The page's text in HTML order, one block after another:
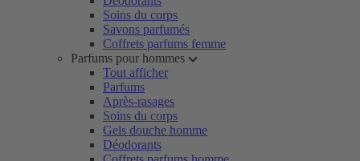
Soins du corps
Savons parfumés
Coffrets parfums femme
Parfums pour hommes
Tout afficher
Parfums
Après-rasages
Soins du corps
Gels douche homme
Déodorants